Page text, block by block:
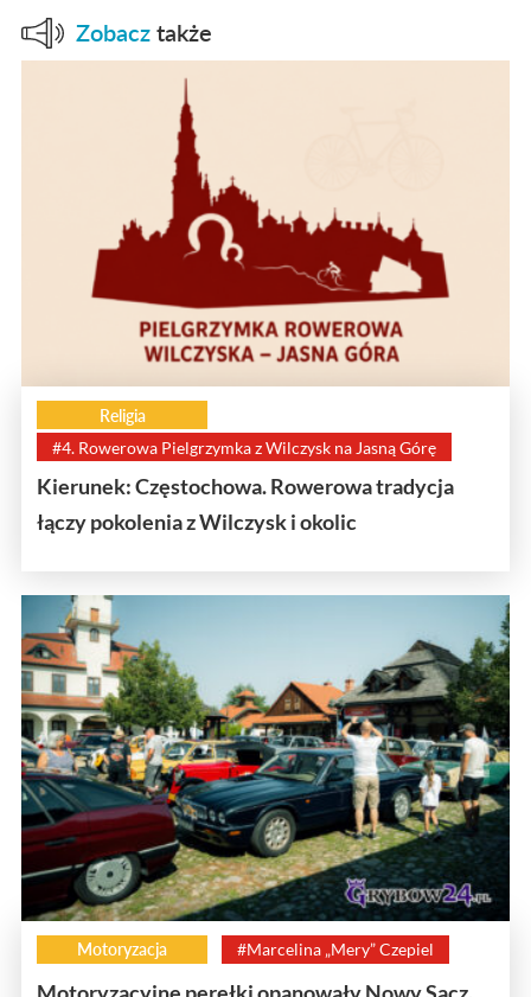
Zobacz także
Religia
#4. Rowerowa Pielgrzymka z Wilczysk na Jasną Górę
Kierunek: Częstochowa. Rowerowa tradycja
łączy pokolenia z Wilczysk i okolic
Motoryzacja #Marcelina „Mery” Czepiel